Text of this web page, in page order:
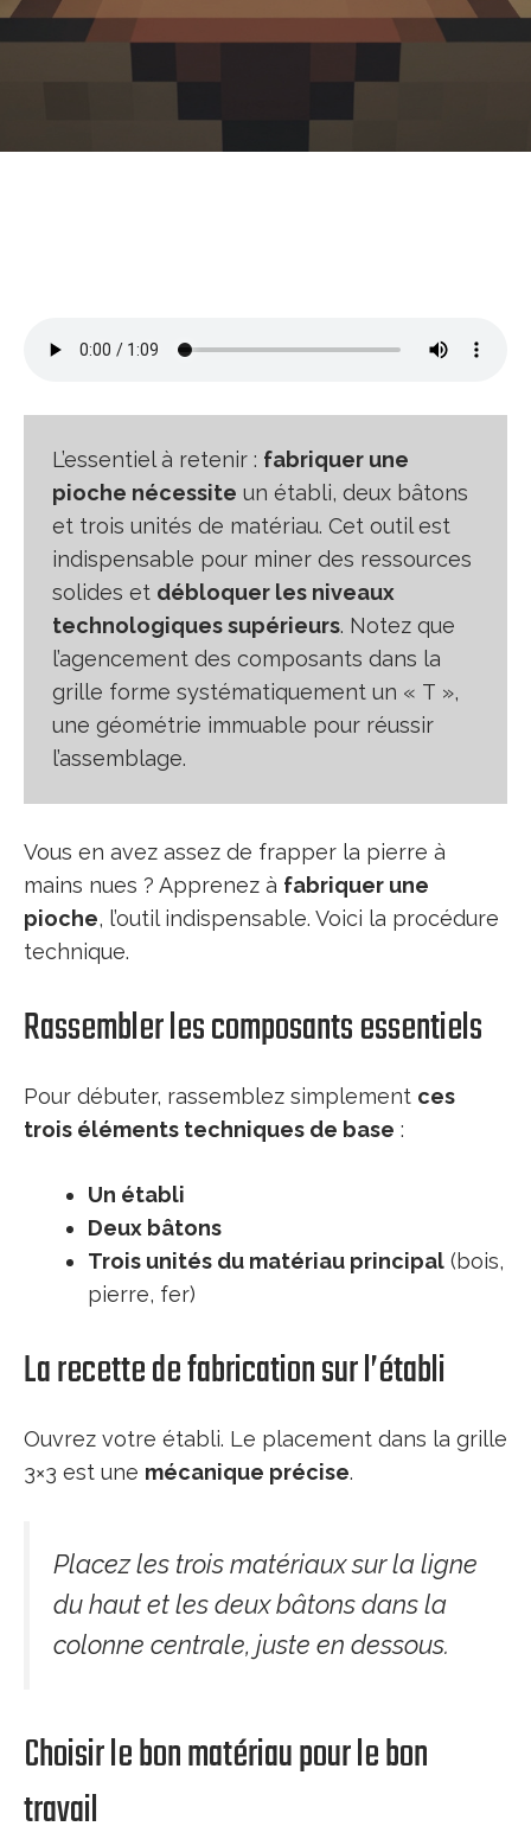
L’essentiel à retenir : fabriquer une
pioche nécessite un établi, deux bâtons
et trois unités de matériau. Cet outil est
indispensable pour miner des ressources
solides et débloquer les niveaux
technologiques supérieurs. Notez que
l’agencement des composants dans la
grille forme systématiquement un « T »,
une géométrie immuable pour réussir
l’assemblage.
Vous en avez assez de frapper la pierre à
mains nues ? Apprenez à fabriquer une
pioche, l’outil indispensable. Voici la procédure
technique.
Rassembler les composants essentiels
Pour débuter, rassemblez simplement ces
trois éléments techniques de base :
Un établi
Deux bâtons
Trois unités du matériau principal (bois,
pierre, fer)
La recette de fabrication sur l’établi
Ouvrez votre établi. Le placement dans la grille
3×3 est une mécanique précise.
Placez les trois matériaux sur la ligne
du haut et les deux bâtons dans la
colonne centrale, juste en dessous.
Choisir le bon matériau pour le bon
travail